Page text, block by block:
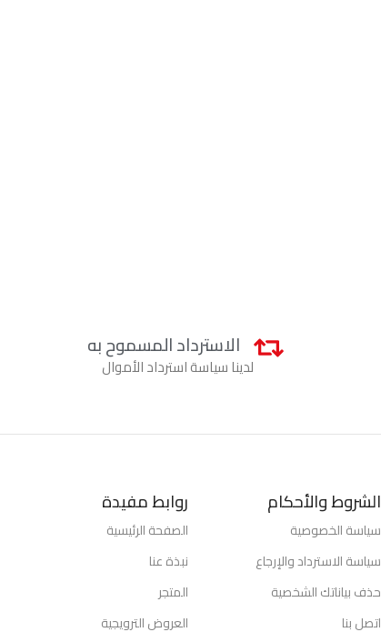
الاسترداد المسموح به
لدينا سياسة استرداد الأموال
الشروط والأحكام
سياسة الخصوصية
سياسة الاسترداد والإرجاع
حذف بياناتك الشخصية
اتصل بنا
روابط مفيدة
الصفحة الرئيسية
نبذة عنا
المتجر
العروض الترويجية